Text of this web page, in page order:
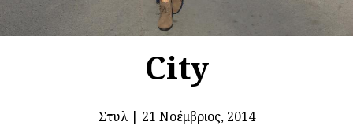
City
Στυλ| 21 Νοέμβριος, 2014